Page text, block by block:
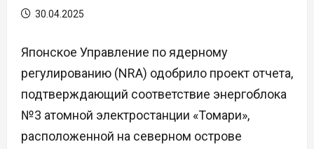
30.04.2025
Японское Управление по ядерному
регулированию (NRA) одобрило проект отчета,
подтверждающий соответствие энергоблока
№3 атомной электростанции «Томари»,
расположенной на северном острове